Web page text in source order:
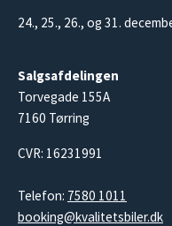
24., 25., 26., og 31.
Salgsafdelingen
Torvegade 155A
7160 Tørring
CVR: 16231991
Telefon: 7580 1011
booking@kvalitetsbiler.dk